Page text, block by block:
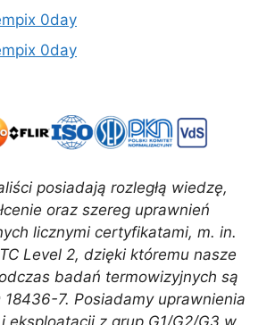
0day
0day
posiadają rozległą wiedzę,
oraz szereg uprawnień
licznymi certyfikatami, m. in.
Level 2, dzięki któremu nasze
badań termowizyjnych są
18436-7. Posiadamy uprawnienia
eksploatacji z grup G1/G2/G3 w